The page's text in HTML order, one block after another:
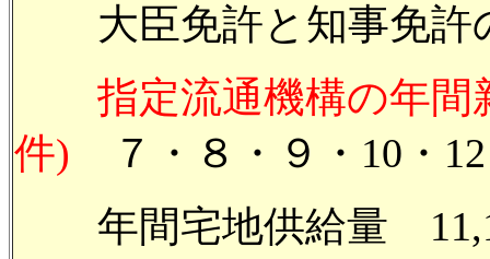
大臣免許と知事免許
指定流通機構の年間
件) ７・８・９・10・12
年間宅地供給量